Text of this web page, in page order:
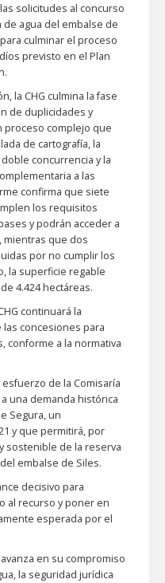
solicitudes al concurso
agua del embalse de
culminar el proceso
previsto en el Plan
la CHG culmina la fase
de duplicidades y
proceso complejo que
de cartografía, la
concurrencia y la
a las
confirma que siete
los requisitos
y podrán acceder a
mientras que dos
por no cumplir los
la superficie regable
4.424 hectáreas.
continuará la
concesiones para
conforme a la normativa
de la Comisaría
una demanda histórica
Segura, un
y que permitirá, por
sostenible de la reserva
embalse de Siles.
decisivo para
al recurso y poner en
esperada por el
en su compromiso
la seguridad jurídica